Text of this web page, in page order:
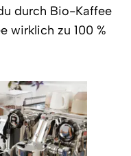
durch Bio-Kaffee
wirklich zu 100 %